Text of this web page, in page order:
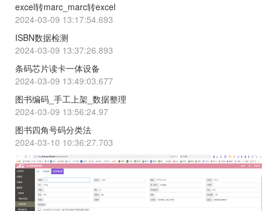
excel转marc_marc转excel
2024-03-09 13:17:54.693
ISBN数据检测
2024-03-09 13:37:26.893
条码芯片读卡一体设备
2024-03-09 13:49:03.677
图书编码_手工上架_数据整理
2024-03-09 13:56:24.97
图书四角号码分类法
2024-03-10 10:36:27.703